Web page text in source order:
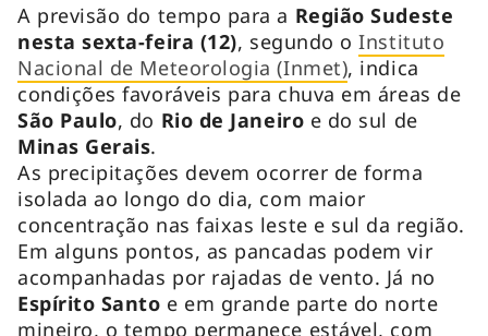
A previsão do tempo para a Região Sudeste
nesta sexta-feira (12), segundo oInstituto
Nacional de Meteorologia (Inmet), indica
condições favoráveis para chuva em áreas de
São Paulo, do Rio de Janeiro e do sul de
Minas Gerais.
As precipitações devem ocorrer de forma
isolada ao longo do dia, com maior
concentração nas faixas leste e sul da região.
Em alguns pontos, as pancadas podem vir
acompanhadas por rajadas de vento. Já no
Espírito Santo e em grande parte do norte
mineiro, o tempo permanece estável, com